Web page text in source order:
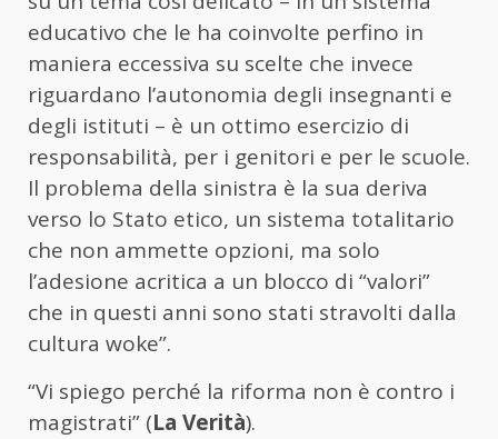
educativo che le ha coinvolte perfino in
maniera eccessiva su scelte che invece
riguardano l’autonomia degli insegnanti e
degli istituti – è un ottimo esercizio di
responsabilità, per i genitori e per le scuole.
Il problema della sinistra è la sua deriva
verso lo Stato etico, un sistema totalitario
che non ammette opzioni, ma solo
l’adesione acritica a un blocco di “valori”
che in questi anni sono stati stravolti dalla
cultura woke”.
“Vi spiego perché la riforma non è contro i
magistrati” (La Verità).